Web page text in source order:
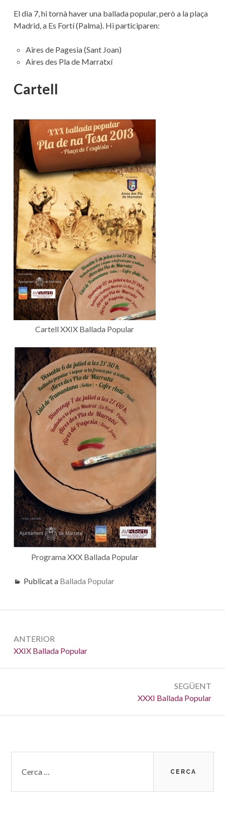
El dia 7, hi tornà haver una ballada popular, però a la plaça
Madrid, a Es Fortí (Palma). Hi participaren:
Aires de Pagesia (Sant Joan)
Aires des Pla de Marratxí
Cartell
Cartell XXIX Ballada Popular
Programa XXX Ballada Popular
Publicat a Ballada Popular
d'entrades
ANTERIOR
Anterior:
XXIX Ballada Popular
SEGÜENT
Següent:
XXXI Ballada Popular
lateral
subsidiària